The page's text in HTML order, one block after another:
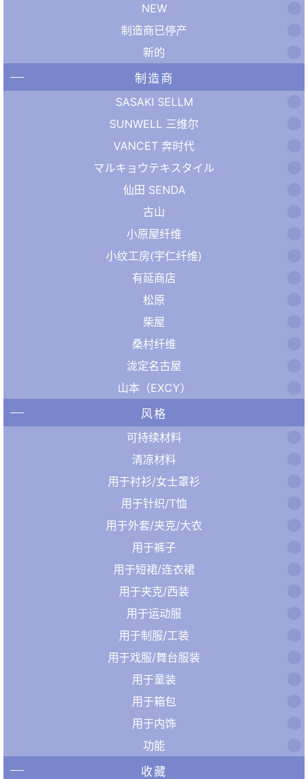
NEW
制造商已停产
新的
制造商
SASAKI SELLM
SUNWELL 三维尔
VANCET 奔时代
マルキョウテキスタイル
仙田 SENDA
古山
小原屋纤维
小纹工房(宇仁纤维)
有延商店
松原
柴屋
桑村纤维
泷定名古屋
山本（EXCY）
风格
可持续材料
清凉材料
用于衬衫/女士罩衫
用于针织/T恤
用于外套/夹克/大衣
用于裤子
用于短裙/连衣裙
用于夹克/西装
用于运动服
用于制服/工装
用于戏服/舞台服装
用于童装
用于箱包
用于内饰
功能
收藏